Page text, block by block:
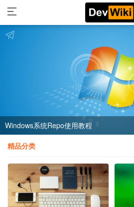
Windows系统Repo使用教程
精品分类